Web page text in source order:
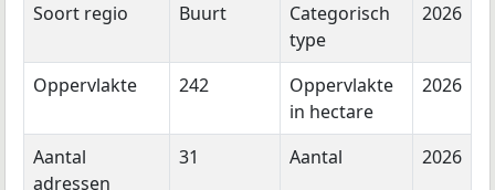
Soort regio
Buurt
Categorisch
type
2026
Oppervlakte 242
Oppervlakte
in hectare
2026
Aantal
adressen
31 Aantal 2026